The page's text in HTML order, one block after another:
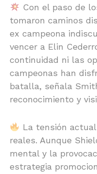
Con el paso de
tomaron caminos
ex campeona
vencer a Elin
continuidad ni las
campeonas han
batalla, señala
reconocimiento y
La tensión
reales. Aunque
mental y la
estrategia